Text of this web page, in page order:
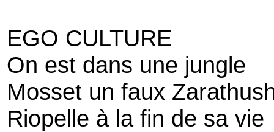
EGO CULTURE
On est dans une jungle
Mosset un faux
Riopelle à la fin de sa vie